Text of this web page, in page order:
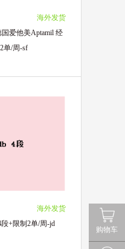
购物车
海外发货
国爱他美Aptamil 经
单/周-sf
海外发货
段+限制2单/周-jd